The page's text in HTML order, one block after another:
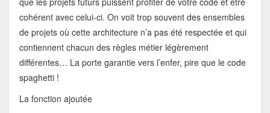
cohérent avec celui-ci. On voit trop souvent des ensembles
de projets où cette architecture n’a pas été respectée et qui
contiennent chacun des règles métier légèrement
différentes… La porte garantie vers l’enfer, pire que le code
spaghetti !
La fonction ajoutée